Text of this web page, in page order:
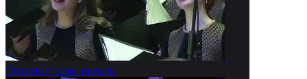
Потому что мы пилоты